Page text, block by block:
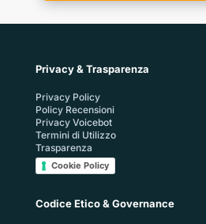
Privacy & Trasparenza
Privacy Policy
Policy Recensioni
Privacy Voicebot
Termini di Utilizzo
Trasparenza
Cookie Policy
Codice Etico & Governance